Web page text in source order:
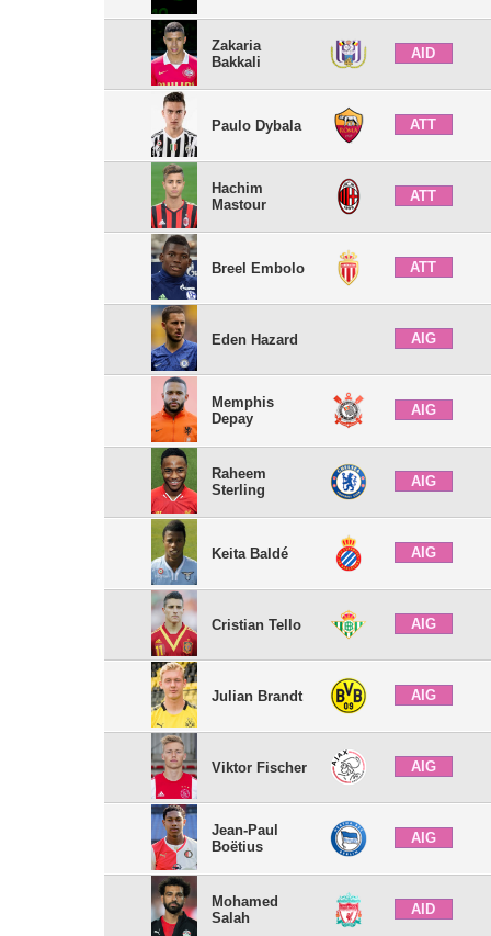
Zakaria
Bakkali
AID
Paulo Dybala ATT
Hachim
Mastour
ATT
Breel Embolo ATT
Eden Hazard AIG
Memphis
Depay
AIG
Raheem
Sterling
AIG
Keita Baldé AIG
Cristian Tello AIG
Julian Brandt AIG
Viktor Fischer AIG
Jean-Paul
Boëtius
AIG
Mohamed
Salah
AID